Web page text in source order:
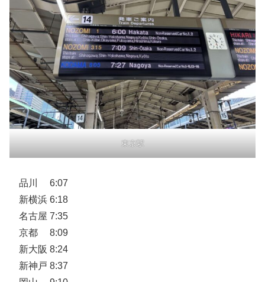
東京駅
品川 6:07
新横浜 6:18
名古屋 7:35
京都 8:09
新大阪 8:24
新神戸 8:37